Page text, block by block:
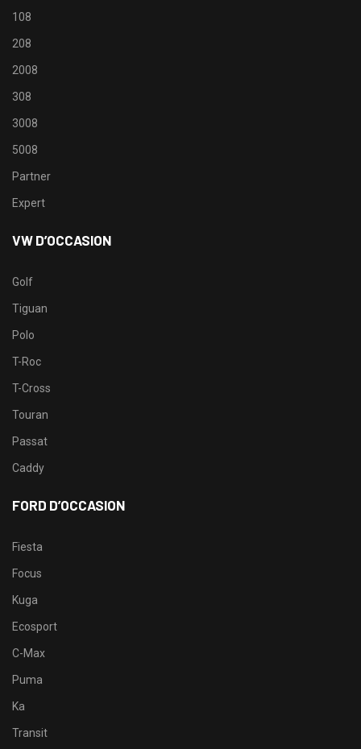
108
208
2008
308
3008
5008
Partner
Expert
VW D’OCCASION
Golf
Tiguan
Polo
T-Roc
T-Cross
Touran
Passat
Caddy
FORD D’OCCASION
Fiesta
Focus
Kuga
Ecosport
C-Max
Puma
Ka
Transit